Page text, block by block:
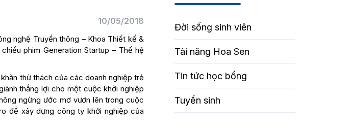
10/05/2018
nghệ Truyền thông – Khoa Thiết kế &
phim Generation Startup – Thế hệ
thử thách của các doanh nghiệp trẻ
thắng lợi cho một cuộc khởi nghiệp
ngừng ước mơ vươn lên trong cuộc
để xây dựng công ty khởi nghiệp của
Đời sống sinh viên
Tài năng Hoa Sen
Tin tức học bổng
Tuyển sinh